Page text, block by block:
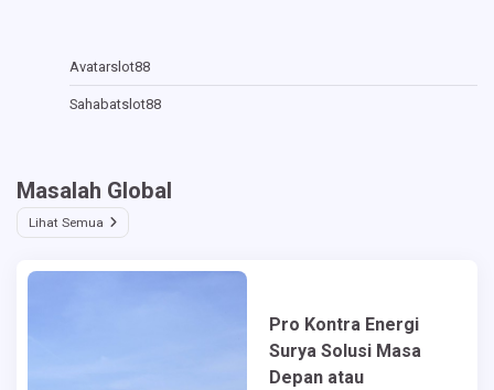
Avatarslot88
Sahabatslot88
Masalah Global
Lihat Semua
Pro Kontra Energi
Surya Solusi Masa
Depan atau